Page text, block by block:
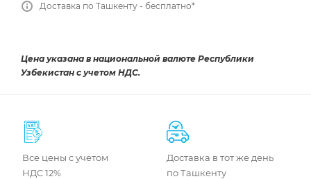
Доставка по Ташкенту - бесплатно*
Цена указана в национальной валюте Республики
Узбекистан с учетом НДС.
Все цены с учетом
НДС 12%
Доставка в тот же день
по Ташкенту